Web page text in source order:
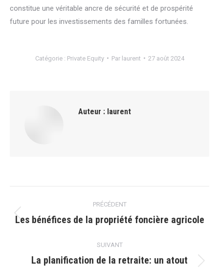
constitue une véritable ancre de sécurité et de prospérité
future pour les investissements des familles fortunées.
Catégorie : Private Equity Par laurent 27 août 2024
Auteur : laurent
article
PRÉCÉDENT
Article
:
Les bénéfices de la propriété foncière agricole
SUIVANT
La planification de la retraite: un atout